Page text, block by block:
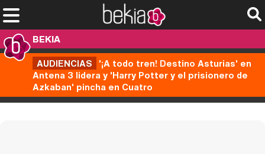
BEKIA
AUDIENCIAS '¡A todo tren! Destino Asturias' en
Antena 3 lidera y 'Harry Potter y el prisionero de
Azkaban' pincha en Cuatro